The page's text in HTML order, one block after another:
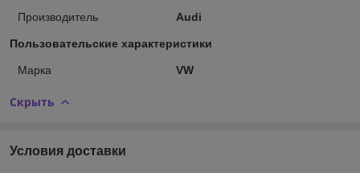
Производитель
Audi
Пользовательские характеристики
Марка VW
Скрыть
Условия доставки